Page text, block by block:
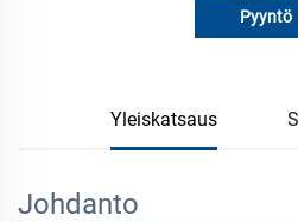
Pyyntö
Yleiskatsaus
Johdanto